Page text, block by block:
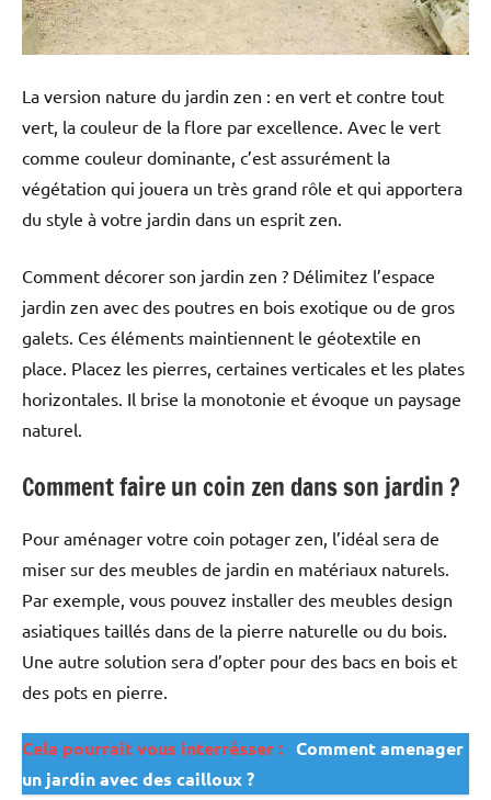
La version nature du jardin zen : en vert et contre tout
vert, la couleur de la flore par excellence. Avec le vert
comme couleur dominante, c’est assurément la
végétation qui jouera un très grand rôle et qui apportera
du style à votre jardin dans un esprit zen.
Comment décorer son jardin zen ? Délimitez l’espace
jardin zen avec des poutres en bois exotique ou de gros
galets. Ces éléments maintiennent le géotextile en
place. Placez les pierres, certaines verticales et les plates
horizontales. Il brise la monotonie et évoque un paysage
naturel.
Comment faire un coin zen dans son jardin ?
Pour aménager votre coin potager zen, l’idéal sera de
miser sur des meubles de jardin en matériaux naturels.
Par exemple, vous pouvez installer des meubles design
asiatiques taillés dans de la pierre naturelle ou du bois.
Une autre solution sera d’opter pour des bacs en bois et
des pots en pierre.
Cela pourrait vous interrésser : Comment amenager
un jardin avec des cailloux ?